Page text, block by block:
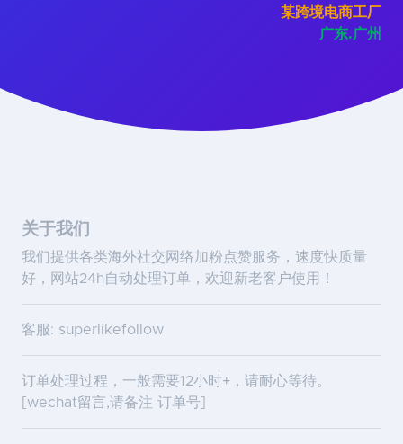
某跨境电商工厂
广东.广州
关于我们
我们提供各类海外社交网络加粉点赞服务，速度快质量
好，网站24h自动处理订单，欢迎新老客户使用！
客服: superlikefollow
订单处理过程，一般需要12小时+，请耐心等待。
[wechat留言,请备注 订单号]